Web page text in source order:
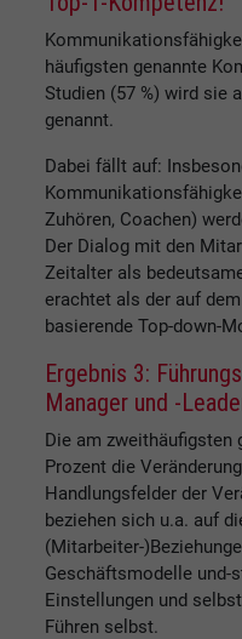
häufigsten genannte
Studien (57 %) wird sie
genannt.
Dabei fällt auf:
Zuhören, Coachen)
Der Dialog mit den
Zeitalter als
erachtet als der auf
basierende Top-down-
Ergebnis 3:
Manager und -
Die am zweithäufigsten
Prozent die
Handlungsfelder der
beziehen sich u.a. auf
(Mitarbeiter-
Geschäftsmodelle und-
Einstellungen und
Führen selbst.